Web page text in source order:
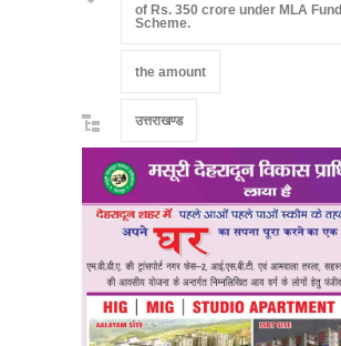
of Rs. 350 crore under MLA Fund
Scheme.
the amount
उत्तराखण्ड